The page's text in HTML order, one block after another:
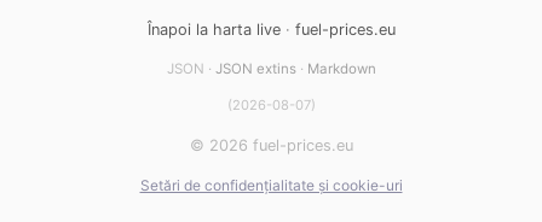
Înapoi la harta live· fuel-prices.eu
JSON · JSON extins· Markdown
(2026-08-07)
© 2026 fuel-prices.eu
Setări de confidențialitate și cookie-uri